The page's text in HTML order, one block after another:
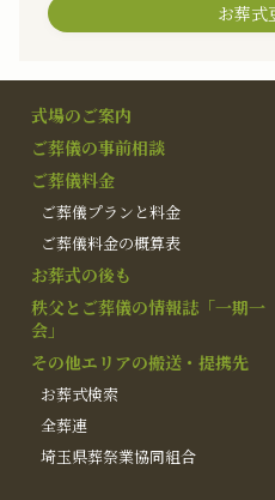
お葬式
式場のご案内
ご葬儀の事前相談
ご葬儀料金
ご葬儀プランと料金
ご葬儀料金の概算表
お葬式の後も
秩父とご葬儀の情報誌「一期一
会」
その他エリアの搬送・提携先
お葬式検索
全葬連
埼玉県葬祭業協同組合